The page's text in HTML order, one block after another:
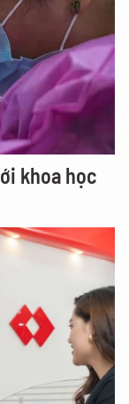
khoa học